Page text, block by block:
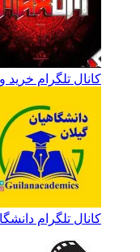
کانال تلگرام
کانال تلگرام